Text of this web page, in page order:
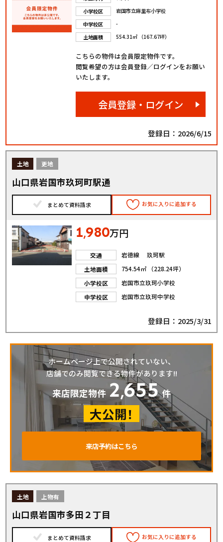
小学校区
岩国市立麻里布小学校
中学校区
-
土地面積
554.31㎡ （167.67坪）
こちらの物件は会員限定物件です。
閲覧希望の方は会員登録／ログインをお願い
いたします。
会員登録・ログイン
登録日：2026/6/15
土地 更地
山口県岩国市玖珂町駅通
まとめて資料請求 お気に入りに追加する
1,980万円
交通
岩徳線 玖珂駅
土地面積
754.54㎡ （228.24坪）
小学校区
岩国市立玖珂小学校
中学校区
岩国市立玖珂中学校
登録日：2025/3/31
ホームページ上で公開されていない、
店舗でのみ閲覧できる物件があります!!
来店限定物件 2,655 件
大公開！
来店予約はこちら
土地 上物有
山口県岩国市多田２丁目
まとめて資料請求 お気に入りに追加する